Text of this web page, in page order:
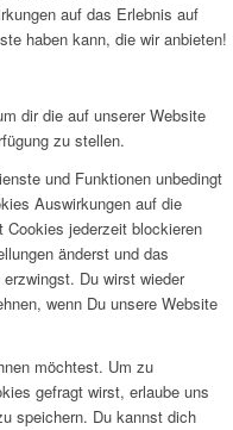
auf das Erlebnis auf
haben kann, die wir anbieten!
dir die auf unserer Website
zu stellen.
und Funktionen unbedingt
Auswirkungen auf die
Cookies jederzeit blockieren
änderst und das
Du wirst wieder
wenn Du unsere Website
möchtest. Um zu
gefragt wirst, erlaube uns
speichern. Du kannst dich